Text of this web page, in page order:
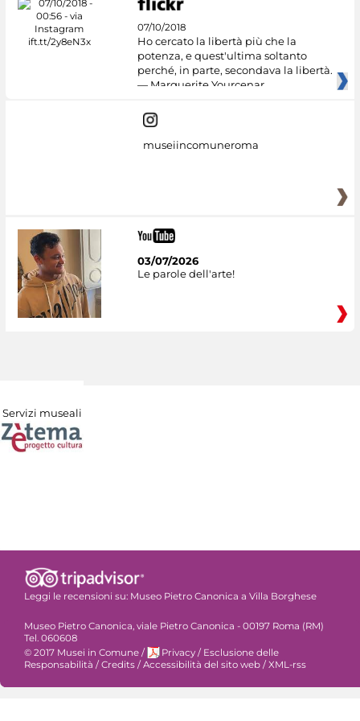
07/10/2018
Ho cercato la libertà più che la
potenza, e quest'ultima soltanto
perché, in parte, secondava la libertà.
— Marguerite Yourcenar
museiincomuneroma
03/07/2026
Le parole dell'arte!
Servizi museali
Leggi le recensioni su: Museo Pietro Canonica a Villa Borghese
Museo Pietro Canonica, viale Pietro Canonica - 00197 Roma (RM)
Tel. 060608
© 2017 Musei in Comune / Privacy / Esclusione delle
Responsabilità /Credits /Accessibilità del sito web /XML-rss